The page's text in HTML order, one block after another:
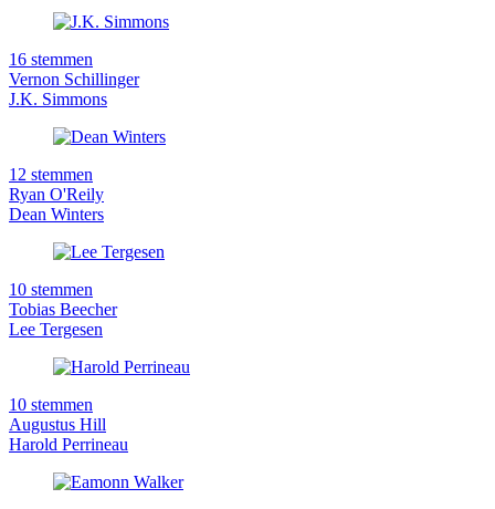
16 stemmen
Vernon Schillinger
J.K. Simmons
12 stemmen
Ryan O'Reily
Dean Winters
10 stemmen
Tobias Beecher
Lee Tergesen
10 stemmen
Augustus Hill
Harold Perrineau